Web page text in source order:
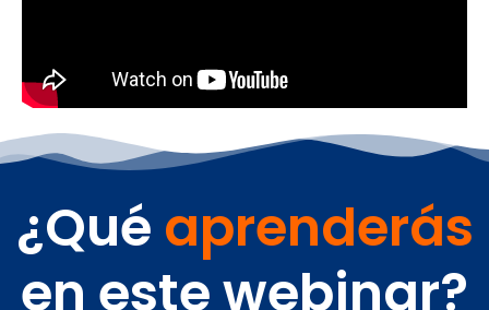
¿Qué aprenderás
en este webinar?